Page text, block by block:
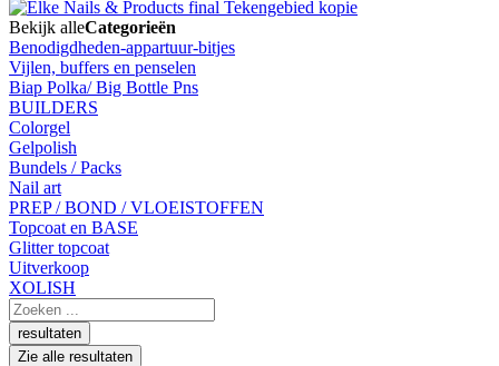
Bekijk alleCategorieën
Benodigdheden-appartuur-bitjes
Vijlen, buffers en penselen
Biap Polka/ Big Bottle Pns
BUILDERS
Colorgel
Gelpolish
Bundels / Packs
Nail art
PREP / BOND / VLOEISTOFFEN
Topcoat en BASE
Glitter topcoat
Uitverkoop
XOLISH
Search
...resultaten
Zie alle resultaten